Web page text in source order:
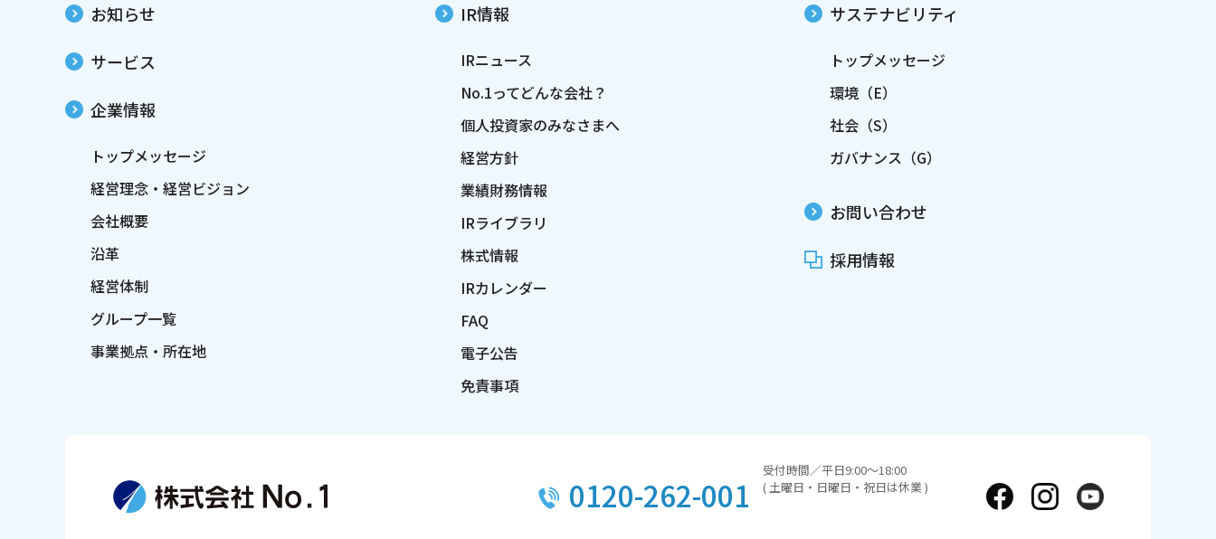
お知らせ
サービス
企業情報
トップメッセージ
経営理念・経営ビジョン
会社概要
沿革
経営体制
グループ一覧
事業拠点・所在地
IR情報
IRニュース
No.1ってどんな会社？
個人投資家のみなさまへ
経営方針
業績財務情報
IRライブラリ
株式情報
IRカレンダー
FAQ
電子公告
免責事項
サステナビリティ
トップメッセージ
環境（E）
社会（S）
ガバナンス（G）
お問い合わせ
採用情報
0120-262-001
受付時間／平日9:00～18:00
( 土曜日・日曜日・祝日は休業 )